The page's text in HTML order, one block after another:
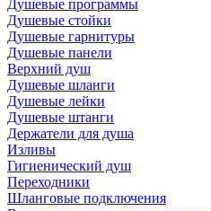
Душевые программы
Душевые стойки
Душевые гарнитуры
Душевые панели
Верхний душ
Душевые шланги
Душевые лейки
Душевые штанги
Держатели для душа
Изливы
Гигиенический душ
Переходники
Шланговые подключения